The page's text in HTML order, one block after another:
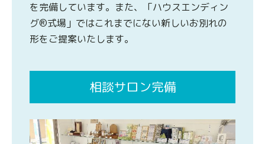
を完備しています。また、「ハウスエンディン
グ®式場」ではこれまでにない新しいお別れの
形をご提案いたします。
相談サロン完備